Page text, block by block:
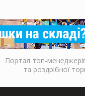
Портал топ-
та роздрібної